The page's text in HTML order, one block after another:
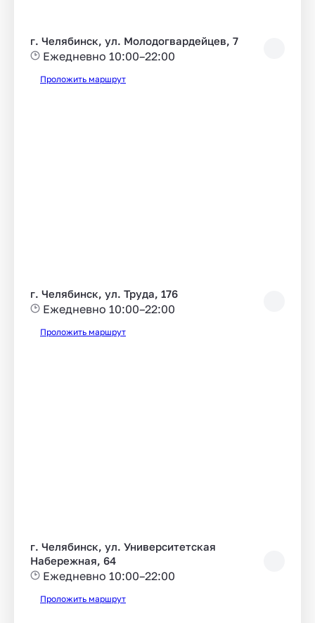
г. Челябинск, ул. Молодогвардейцев, 7
Ежедневно 10:00–22:00
Проложить маршрут
г. Челябинск, ул. Труда, 176
Ежедневно 10:00–22:00
Проложить маршрут
г. Челябинск, ул. Университетская
Набережная, 64
Ежедневно 10:00–22:00
Проложить маршрут